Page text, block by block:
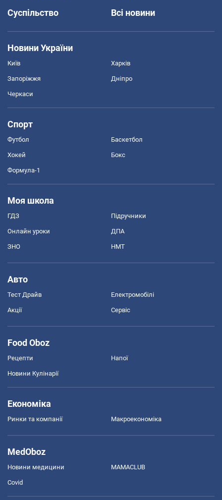
Суспільство
Всі новини
Новини України
Київ Харків
Запоріжжя Дніпро
Черкаси
Спорт
Футбол Баскетбол
Хокей Бокс
Формула-1
Моя школа
ГДЗ Підручники
Онлайн уроки ДПА
ЗНО НМТ
Авто
Тест Драйв Електромобілі
Акції Сервіс
Food Oboz
Рецепти Напої
Новини Кулінарії
Економіка
Ринки та компанії Макроекономіка
MedOboz
Новини медицини MAMACLUB
Covid